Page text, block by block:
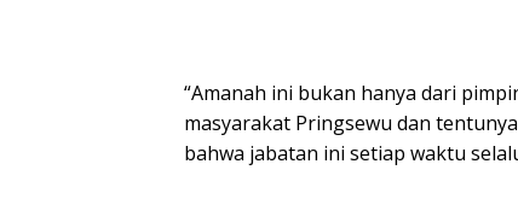
“Amanah ini bukan hanya dari
masyarakat Pringsewu dan
bahwa jabatan ini setiap waktu